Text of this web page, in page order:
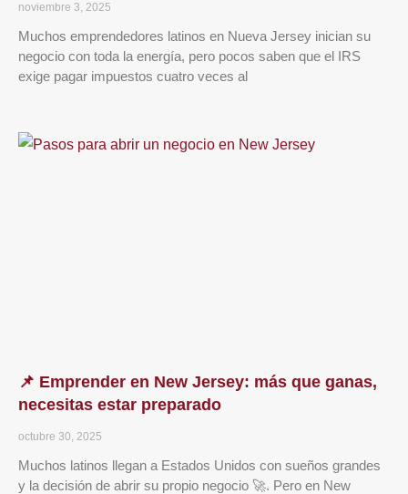
noviembre 3, 2025
Muchos emprendedores latinos en Nueva Jersey inician su
negocio con toda la energía, pero pocos saben que el IRS
exige pagar impuestos cuatro veces al
📌 Emprender en New Jersey: más que ganas,
necesitas estar preparado
octubre 30, 2025
Muchos latinos llegan a Estados Unidos con sueños grandes
y la decisión de abrir su propio negocio 🚀. Pero en New